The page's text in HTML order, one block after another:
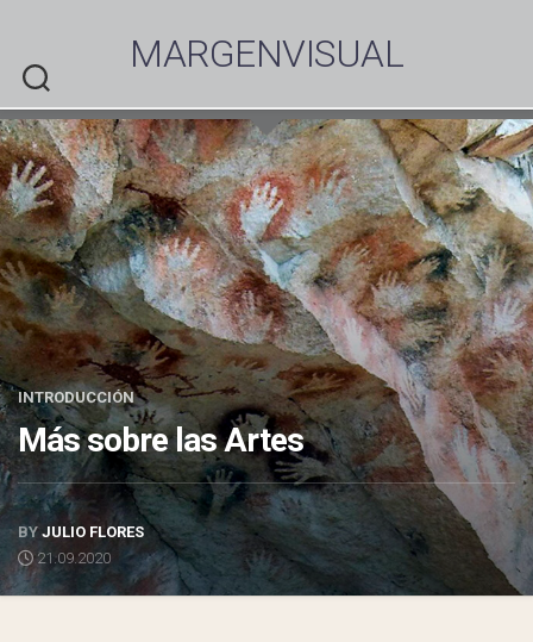
content
MARGENVISUAL
INTRODUCCIÓN
Más sobre las Artes
BY JULIO FLORES
21.09.2020